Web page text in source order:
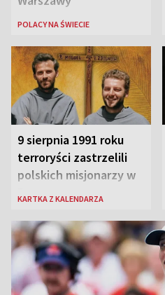
POLACY NA ŚWIECIE
9 sierpnia 1991 roku
terroryści zastrzelili
polskich misjonarzy w
Peru
KARTKA Z KALENDARZA